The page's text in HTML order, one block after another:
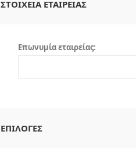
ΣΤΟΙΧΕΊΑ ΕΤΑΙΡΕΊΑΣ
Επωνυμία εταιρείας:
ΕΠΙΛΟΓΈΣ